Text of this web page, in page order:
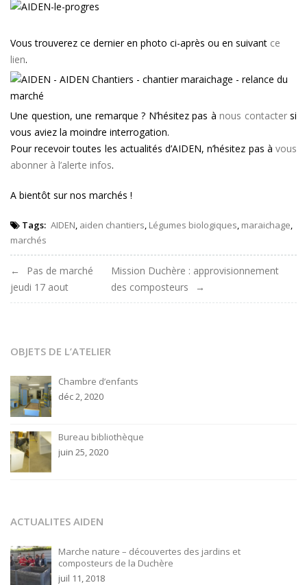
Vous trouverez ce dernier en photo ci-après ou en suivant ce
lien.
Une question, une remarque ? N’hésitez pas à nous contactersi
vous aviez la moindre interrogation.
Pour recevoir toutes les actualités d’AIDEN, n’hésitez pas à vous
abonner à l’alerte infos.
A bientôt sur nos marchés !
Tags: AIDEN, aiden chantiers, Légumes biologiques, maraichage,
marchés
Navigation
de
Pas de marché
jeudi 17 aout
Mission Duchère : approvisionnement
des composteurs
OBJETS DE L’ATELIER
Chambre d’enfants
déc 2, 2020
Bureau bibliothèque
juin 25, 2020
ACTUALITES AIDEN
Marche nature – découvertes des jardins et
composteurs de la Duchère
juil 11, 2018